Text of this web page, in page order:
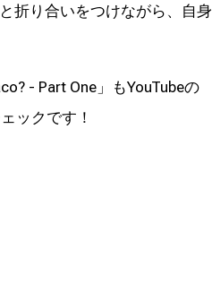
折り合いをつけながら、自身
- Part One」もYouTubeの
ックです！